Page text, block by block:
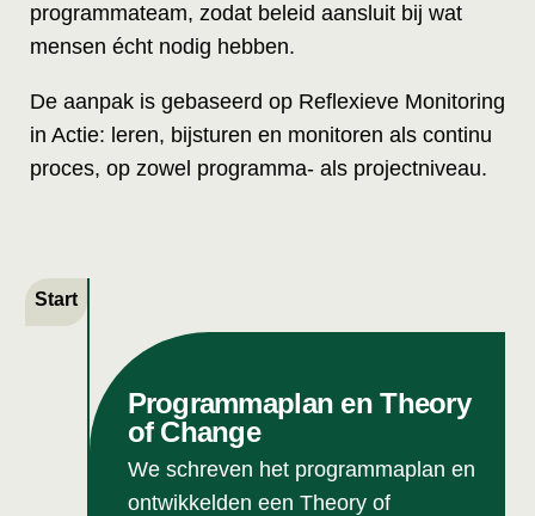
programmateam, zodat beleid aansluit bij wat
mensen écht nodig hebben.
De aanpak is gebaseerd op Reflexieve Monitoring
in Actie: leren, bijsturen en monitoren als continu
proces, op zowel programma- als projectniveau.
Programmaplan en Theory
of Change
We schreven het programmaplan en
ontwikkelden een Theory of